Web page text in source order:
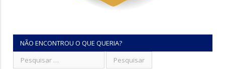
NÃO ENCONTROU O QUE QUERIA?